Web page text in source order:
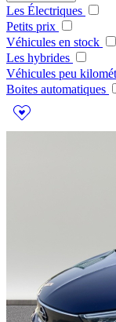
Les Électriques
Petits prix
Véhicules en stock
Les hybrides
Véhicules peu
Boites automatiques